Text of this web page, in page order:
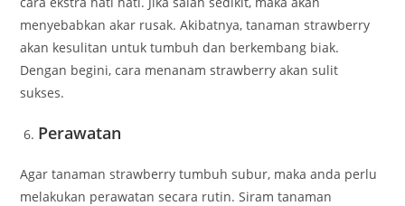
menyebabkan akar rusak. Akibatnya, tanaman strawberry
akan kesulitan untuk tumbuh dan berkembang biak.
Dengan begini, cara menanam strawberry akan sulit
sukses.
Perawatan
Agar tanaman strawberry tumbuh subur, maka anda perlu
melakukan perawatan secara rutin. Siram tanaman